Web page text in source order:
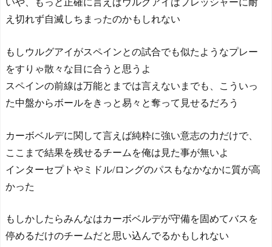
いや、もっと正確に言えばウルグアイはプレッシャーに耐
え切れず自滅しちまったのかもしれない
もしウルグアイがスペインとの試合でも似たようなプレー
をすりゃ散々な目に合うと思うよ
スペインの前線は万能とまでは言えないまでも、こういっ
た中盤からボールをきっと易々と奪って見せるだろう
カーボベルデに関して言えば純粋に強い意志の力だけで、
ここまで結果を残せるチームを俺は見た事が無いよ
インターセプトやミドル/ロングのパスもなかなかに質が高
かった
もしかしたらみんなはカーボベルデが守備を固めてバスを
停めるだけのチームだと思い込んでるかもしれない